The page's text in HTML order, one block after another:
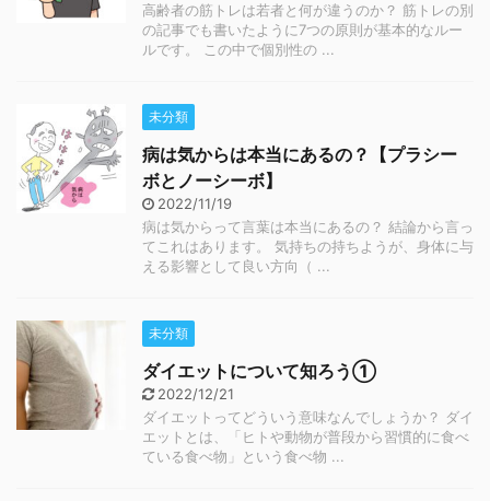
高齢者の筋トレは若者と何が違うのか？ 筋トレの別
の記事でも書いたように7つの原則が基本的なルー
ルです。 この中で個別性の ...
未分類
病は気からは本当にあるの？【プラシー
ボとノーシーボ】
2022/11/19
病は気からって言葉は本当にあるの？ 結論から言っ
てこれはあります。 気持ちの持ちようが、身体に与
える影響として良い方向（ ...
未分類
ダイエットについて知ろう①
2022/12/21
ダイエットってどういう意味なんでしょうか？ ダイ
エットとは、「ヒトや動物が普段から習慣的に食べ
ている食べ物」という食べ物 ...